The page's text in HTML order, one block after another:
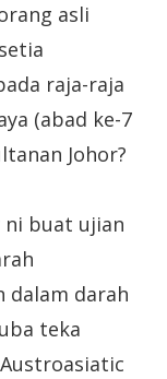
asli
raja-raja
(abad ke-7
Johor?
ni buat ujian
dalam darah
teka